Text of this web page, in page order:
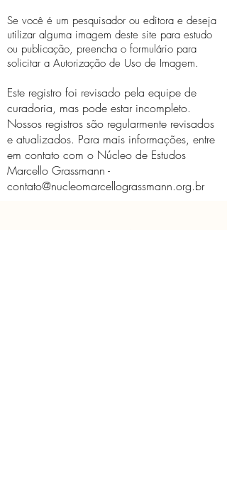
Se você é um pesquisador ou editora e deseja
utilizar alguma imagem deste site para estudo
ou publicação, preencha o formulário para
solicitar a Autorização de Uso de Imagem.
Este registro foi revisado pela equipe de
curadoria, mas pode estar incompleto.
Nossos registros são regularmente revisados ​​
e atualizados. Para mais informações, entre
em contato com o Núcleo de Estudos
Marcello Grassmann -
contato@nucleomarcellograssmann.org.br